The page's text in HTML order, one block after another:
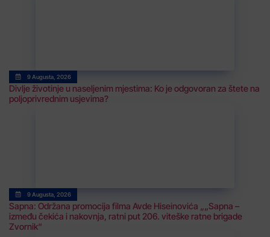
9 Augusta, 2026
Divlje životinje u naseljenim mjestima: Ko je odgovoran za štete na
poljoprivrednim usjevima?
9 Augusta, 2026
Sapna: Održana promocija filma Avde Hiseinovića „„Sapna –
između čekića i nakovnja, ratni put 206. viteške ratne brigade
Zvornik“